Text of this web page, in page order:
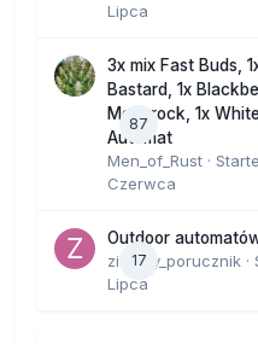
Lipca
87
3x mix Fast Buds,
Bastard, 1x
Moonrock, 1x
Automat
Men_of_Rust ·
Czerwca
17
Outdoor
zielony_porucznik
Lipca